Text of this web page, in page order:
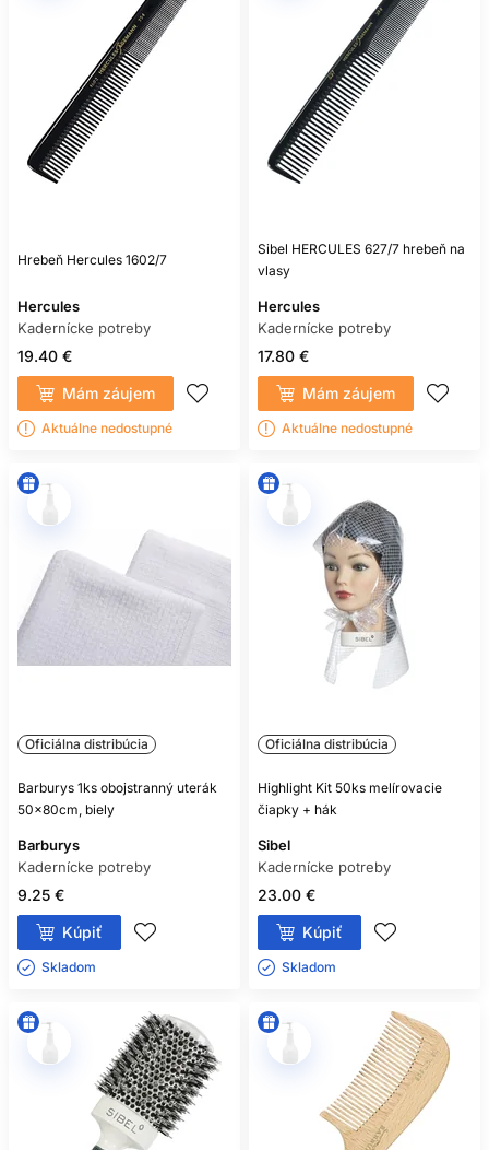
Hrebeň Hercules 1602/7
Hercules
Kadernícke potreby
19.40 €
Mám záujem
Aktuálne nedostupné
Sibel HERCULES 627/7 hrebeň na
vlasy
Hercules
Kadernícke potreby
17.80 €
Mám záujem
Aktuálne nedostupné
Oficiálna distribúcia
Barburys 1ks obojstranný uterák
50x80cm, biely
Barburys
Kadernícke potreby
9.25 €
Kúpiť
Skladom ㅤ
Oficiálna distribúcia
Highlight Kit 50ks melírovacie
čiapky + hák
Sibel
Kadernícke potreby
23.00 €
Kúpiť
Skladom ㅤ